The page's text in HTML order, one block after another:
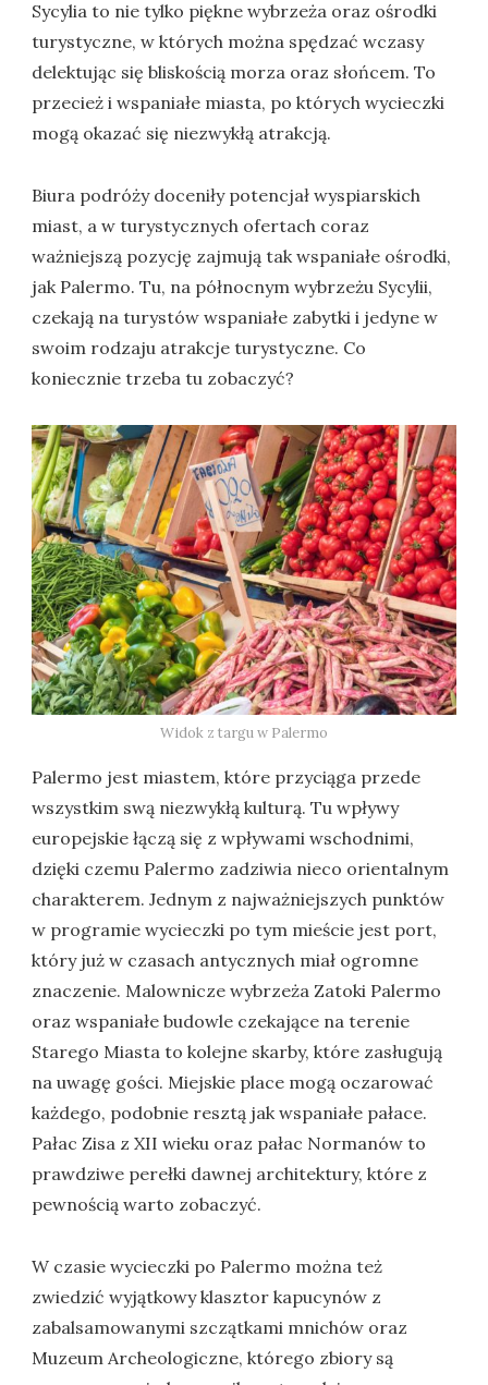
Sycylia to nie tylko piękne wybrzeża oraz ośrodki
turystyczne, w których można spędzać wczasy
delektując się bliskością morza oraz słońcem. To
przecież i wspaniałe miasta, po których wycieczki
mogą okazać się niezwykłą atrakcją.
Biura podróży doceniły potencjał wyspiarskich
miast, a w turystycznych ofertach coraz
ważniejszą pozycję zajmują tak wspaniałe ośrodki,
jak Palermo. Tu, na północnym wybrzeżu Sycylii,
czekają na turystów wspaniałe zabytki i jedyne w
swoim rodzaju atrakcje turystyczne. Co
koniecznie trzeba tu zobaczyć?
Widok z targu w Palermo
Palermo jest miastem, które przyciąga przede
wszystkim swą niezwykłą kulturą. Tu wpływy
europejskie łączą się z wpływami wschodnimi,
dzięki czemu Palermo zadziwia nieco orientalnym
charakterem. Jednym z najważniejszych punktów
w programie wycieczki po tym mieście jest port,
który już w czasach antycznych miał ogromne
znaczenie. Malownicze wybrzeża Zatoki Palermo
oraz wspaniałe budowle czekające na terenie
Starego Miasta to kolejne skarby, które zasługują
na uwagę gości. Miejskie place mogą oczarować
każdego, podobnie resztą jak wspaniałe pałace.
Pałac Zisa z XII wieku oraz pałac Normanów to
prawdziwe perełki dawnej architektury, które z
pewnością warto zobaczyć.
W czasie wycieczki po Palermo można też
zwiedzić wyjątkowy klasztor kapucynów z
zabalsamowanymi szczątkami mnichów oraz
Muzeum Archeologiczne, którego zbiory są